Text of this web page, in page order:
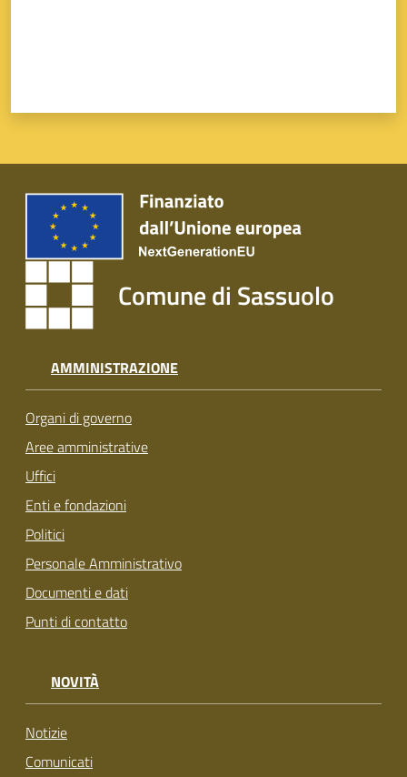
Comune di Sassuolo
AMMINISTRAZIONE
Organi di governo
Aree amministrative
Uffici
Enti e fondazioni
Politici
Personale Amministrativo
Documenti e dati
Punti di contatto
NOVITÀ
Notizie
Comunicati